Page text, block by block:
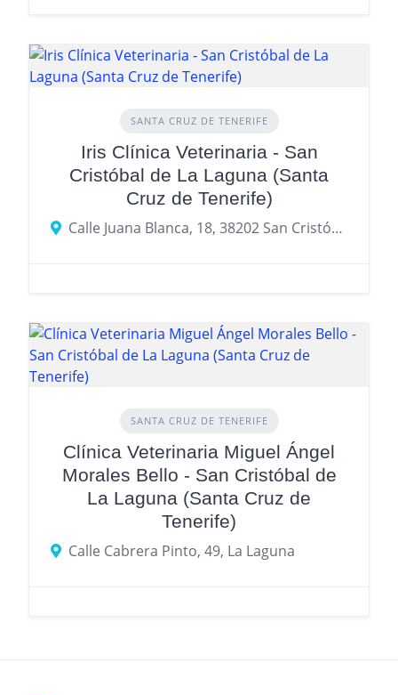
SANTA CRUZ DE TENERIFE
Iris Clínica Veterinaria - San
Cristóbal de La Laguna (Santa
Cruz de Tenerife)
Calle Juana Blanca, 18, 38202 San Cristóbal de La Laguna, Santa Cruz de Tenerife
SANTA CRUZ DE TENERIFE
Clínica Veterinaria Miguel Ángel
Morales Bello - San Cristóbal de
La Laguna (Santa Cruz de
Tenerife)
Calle Cabrera Pinto, 49, La Laguna